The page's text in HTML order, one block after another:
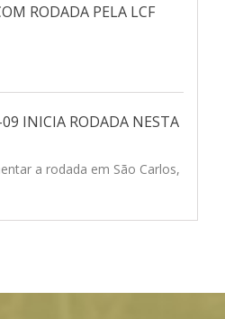
RODADA PELA LCF
INICIA RODADA NESTA
a rodada em São Carlos,